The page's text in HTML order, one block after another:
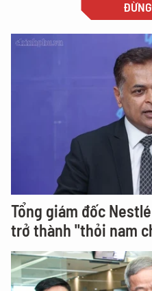
Tổng giám đốc
trở thành "thỏi nam